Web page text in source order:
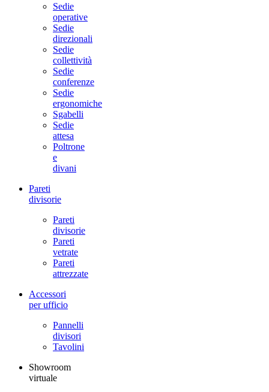
Sedie
operative
Sedie
direzionali
Sedie
collettività
Sedie
conferenze
Sedie
ergonomiche
Sgabelli
Sedie
attesa
Poltrone
e
divani
Pareti
divisorie
Pareti
divisorie
Pareti
vetrate
Pareti
attrezzate
Accessori
per ufficio
Pannelli
divisori
Tavolini
Showroom
virtuale